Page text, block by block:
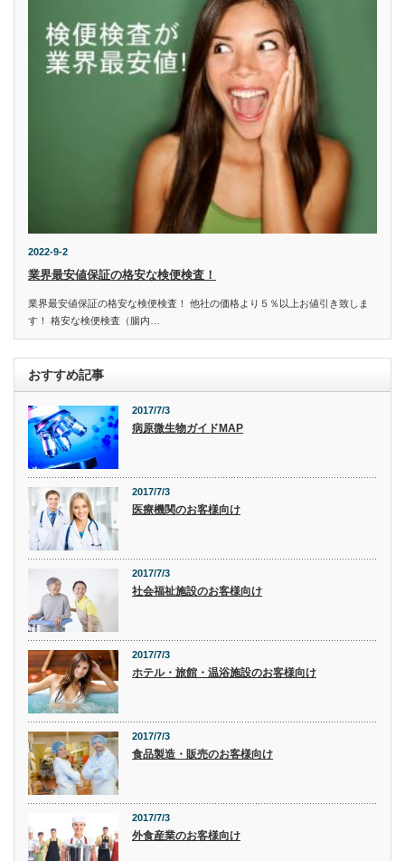
2022-9-2
業界最安値保証の格安な検便検査！
業界最安値保証の格安な検便検査！ 他社の価格より５％以上お値引き致しま
す！ 格安な検便検査（腸内…
おすすめ記事
2017/7/3
病原微生物ガイドMAP
2017/7/3
医療機関のお客様向け
2017/7/3
社会福祉施設のお客様向け
2017/7/3
ホテル・旅館・温浴施設のお客様向け
2017/7/3
食品製造・販売のお客様向け
2017/7/3
外食産業のお客様向け